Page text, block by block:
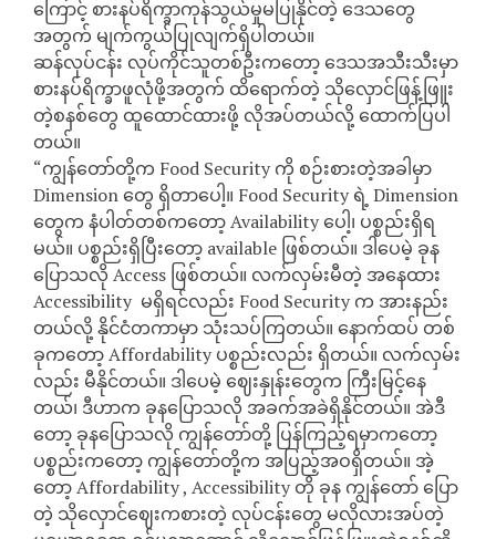
ကြောင့် စားနပ်ရိက္ခာကုန်သွယ်မှုမပြုနိုင်တဲ့ ဒေသတွေ
အတွက် မျက်ကွယ်ပြုလျက်ရှိပါတယ်။
ဆန်လုပ်ငန်း လုပ်ကိုင်သူတစ်ဦးကတော့ ဒေသအသီးသီးမှာ
စားနပ်ရိက္ခာဖူလုံဖို့အတွက် ထိရောက်တဲ့ သိုလှောင်ဖြန့်ဖြူး
တဲ့စနစ်တွေ ထူထောင်ထားဖို့ လိုအပ်တယ်လို့ ထောက်ပြပါ
တယ်။
“ကျွန်တော်တို့က Food Security ကို စဉ်းစားတဲ့အခါမှာ
Dimension တွေ ရှိတာပေါ့။ Food Security ရဲ့ Dimension
တွေက နံပါတ်တစ်ကတော့ Availability ပေါ့၊ ပစ္စည်းရှိရ
မယ်။ ပစ္စည်းရှိပြီးတော့ available ဖြစ်တယ်။ ဒါပေမဲ့ ခုန
ပြောသလို Access ဖြစ်တယ်။ လက်လှမ်းမီတဲ့ အနေထား
Accessibility မရှိရင်လည်း Food Security က အားနည်း
တယ်လို့ နိုင်ငံတကာမှာ သုံးသပ်ကြတယ်။ နောက်ထပ် တစ်
ခုကတော့ Affordability ပစ္စည်းလည်း ရှိတယ်။ လက်လှမ်း
လည်း မီနိုင်တယ်။ ဒါပေမဲ့ ဈေးနှုန်းတွေက ကြီးမြင့်နေ
တယ်၊ ဒီဟာက ခုနပြောသလို အခက်အခဲရှိနိုင်တယ်။ အဲဒီ
တော့ ခုနပြောသလို ကျွန်တော်တို့ ပြန်ကြည့်ရမှာကတော့
ပစ္စည်းကတော့ ကျွန်တော်တို့က အပြည့်အဝရှိတယ်။ အဲ့
တော့ Affordability , Accessibility တို ခုန ကျွန်တော် ပြော
တဲ့ သိုလှောင်ဈေးကစားတဲ့ လုပ်ငန်းတွေ မလိုလားအပ်တဲ့